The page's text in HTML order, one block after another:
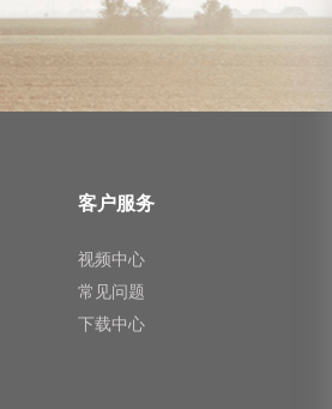
客户服务
视频中心
常见问题
下载中心